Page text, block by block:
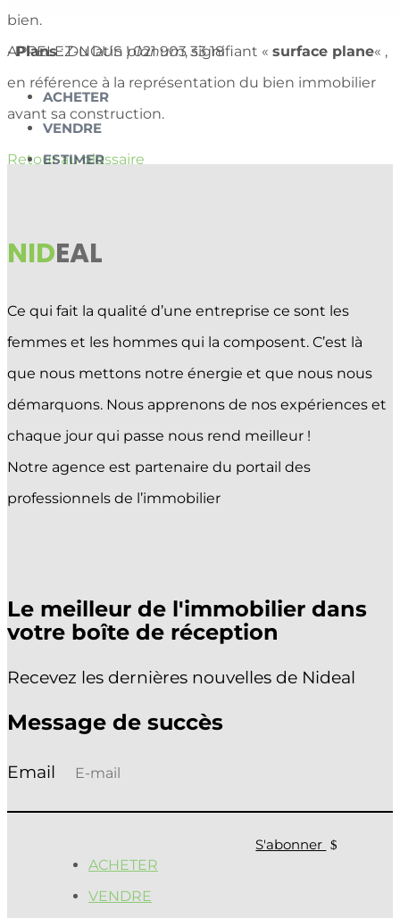
APPELEZ-NOUS !021 903 33 18
ACHETER
VENDRE
ESTIMER
bien.
•Plans: Du latin planum, signifiant « surface plane« ,
en référence à la représentation du bien immobilier
avant sa construction.
Retour au glossaire
NIDEAL
Ce qui fait la qualité d’une entreprise ce sont les
femmes et les hommes qui la composent. C’est là
que nous mettons notre énergie et que nous nous
démarquons. Nous apprenons de nos expériences et
chaque jour qui passe nous rend meilleur !
Notre agence est partenaire du portail des
professionnels de l’immobilier
Le meilleur de l'immobilier dans
votre boîte de réception
Recevez les dernières nouvelles de Nideal
Message de succès
S'abonner
ACHETER
VENDRE